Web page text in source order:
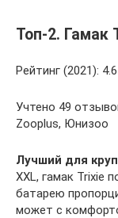
Топ-2. Гамак
Рейтинг (2021):
Учтено 49
Zooplus, Юнизоо
Лучший для
XXL, гамак Trixie
батарею
может с